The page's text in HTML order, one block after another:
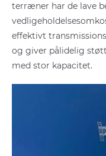
terræner har de lave
effektivt
og giver pålidelig
med stor kapacitet.